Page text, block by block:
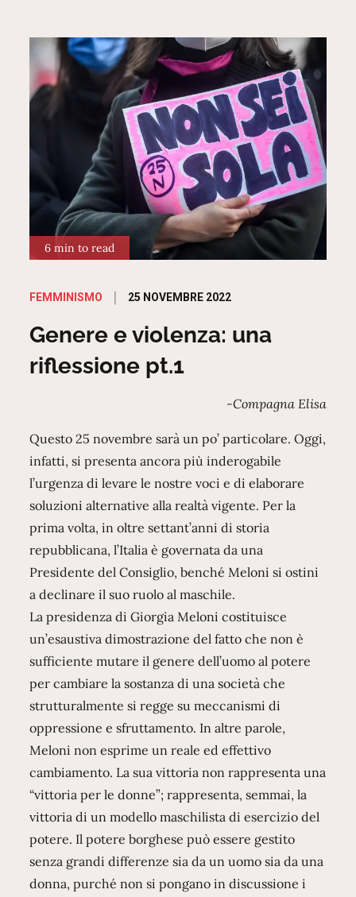
6 min to read
FEMMINISMO
Posted
25 NOVEMBRE 2022
Genere e violenza: una
riflessione pt.1
-Compagna Elisa
Questo 25 novembre sarà un po’ particolare. Oggi,
infatti, si presenta ancora più inderogabile
l’urgenza di levare le nostre voci e di elaborare
soluzioni alternative alla realtà vigente. Per la
prima volta, in oltre settant’anni di storia
repubblicana, l’Italia è governata da una
Presidente del Consiglio, benché Meloni si ostini
a declinare il suo ruolo al maschile.
La presidenza di Giorgia Meloni costituisce
un’esaustiva dimostrazione del fatto che non è
sufficiente mutare il genere dell’uomo al potere
per cambiare la sostanza di una società che
strutturalmente si regge su meccanismi di
oppressione e sfruttamento. In altre parole,
Meloni non esprime un reale ed effettivo
cambiamento. La sua vittoria non rappresenta una
“vittoria per le donne”; rappresenta, semmai, la
vittoria di un modello maschilista di esercizio del
potere. Il potere borghese può essere gestito
senza grandi differenze sia da un uomo sia da una
donna, purché non si pongano in discussione i